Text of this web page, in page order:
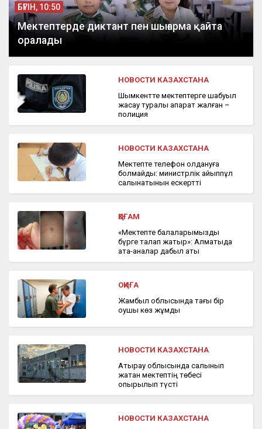
БҮГІН, 10:50
Мектептерде диктант пен шығарма қайта
оралады
НОВОСТИ КАЗАХСТАНА
Шымкентте мектептерге шабуыл
жасау туралы ақпарат жалған –
полиция
НОВОСТИ КАЗАХСТАНА
Мектепте телефон қолдануға
болмайды: министрлік айыппұл
салынатынын ескертті
ҚОҒАМ
«Мектепте балаларымызды
бүрге талап жатыр»: Алматыда
ата-аналар дабыл қақты
ОҚИҒА
Жамбыл облысында тағы бір
оқушы көз жұмды
НОВОСТИ КАЗАХСТАНА
Атырау облысында салынып
жатқан мектептің төбесі
опырылып түсті
НОВОСТИ КАЗАХСТАНА